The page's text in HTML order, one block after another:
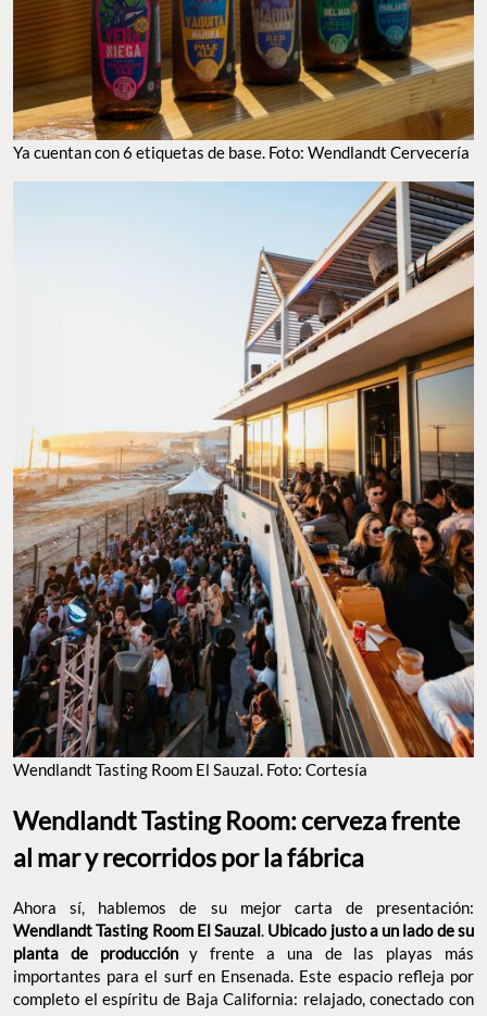
YA CUENTAN CON 6 ETIQUETAS DE BASE. FOTO: WENDLANDT CERVECERÍA
WENDLANDT TASTING ROOM EL SAUZAL. FOTO: CORTESÍA
Wendlandt Tasting Room: cerveza frente al mar
y recorridos por la fábrica
Ahora sí, hablemos de su mejor carta de presentación:
Wendlandt Tasting Room El Sauzal.Ubicado justo a un lado
de su planta de produccióny frente a una de las playas más
importantes para el surf en Ensenada. Este espacio refleja por
completo el espíritu de Baja California: relajado, conectado con el
mar, la cultura surf y la gastronomía local. Así que, aquí además
de disfrutar una cerveza recién salida de la fábrica
también
puedes conocer cómo se elabora.
Todos los días
ofrecen
recorridos guiados
por la planta,
donde explican cada etapa